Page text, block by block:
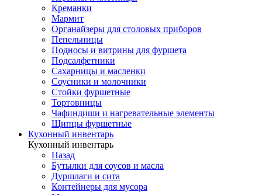
Креманки
Мармит
Органайзеры для столовых приборов
Пепельницы
Подносы и витрины для фуршета
Подсалфетники
Сахарницы и масленки
Соусники и молочники
Стойки фуршетные
Тортовницы
Чафиндиши и нагревательные элементы
Щипцы фуршетные
Кухонный инвентарь
Кухонный инвентарь
Назад
Бутылки для соусов и масла
Дуршлаги и сита
Контейнеры для мусора